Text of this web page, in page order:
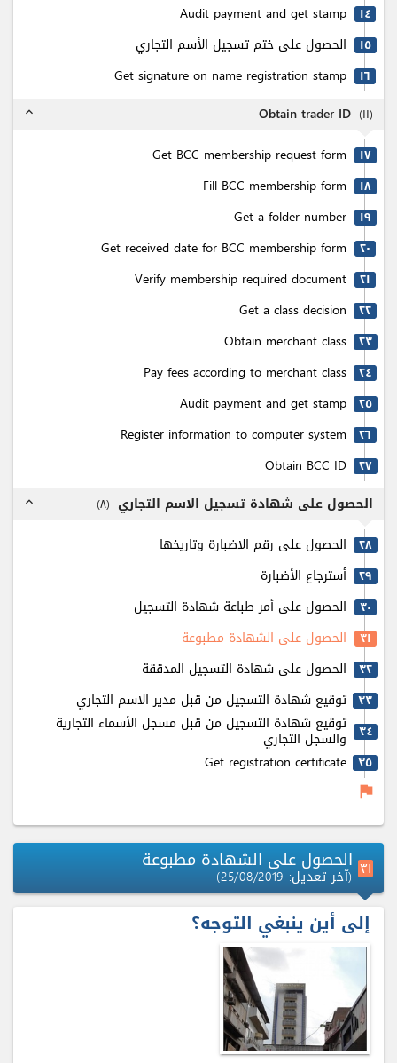
۱٤ Audit payment and get stamp
۱٥ الحصول على ختم تسجيل الأسم التجاري
۱٦ Get signature on name registration stamp
Obtain trader ID (۱۱)
expand_less
۱٧ Get BCC membership request form
۱٨ Fill BCC membership form
۱٩ Get a folder number
٢٠ Get received date for BCC membership form
٢۱ Verify membership required document
٢٢ Get a class decision
٢٣ Obtain merchant class
٢٤ Pay fees according to merchant class
٢٥ Audit payment and get stamp
٢٦ Register information to computer system
٢٧ Obtain BCC ID
الحصول على شهادة تسجيل الاسم التجاري (٨)
expand_less
٢٨ الحصول على رقم الاضبارة وتاريخها
٢٩ أسترجاع الأضبارة
٣٠ الحصول على أمر طباعة شهادة التسجيل
٣۱ الحصول على الشهادة مطبوعة
٣٢ الحصول على شهادة التسجيل المدققة
٣٣ توقيع شهادة التسجيل من قبل مدير الاسم التجاري
٣٤ توقيع شهادة التسجيل من قبل مسجل الأسماء التجارية
والسجل التجاري
٣٥ Get registration certificate
flag
٣۱ الحصول على الشهادة مطبوعة
(آخر تعديل: 25/08/2019)
إلى أين ينبغي التوجه؟